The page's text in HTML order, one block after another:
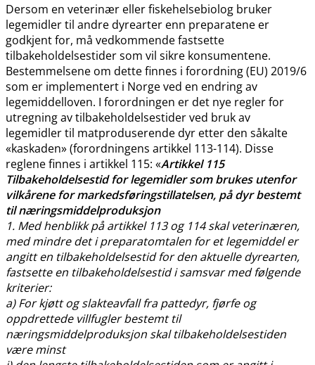
Dersom en veterinær eller fiskehelsebiolog bruker
legemidler til andre dyrearter enn preparatene er
godkjent for, må vedkommende fastsette
tilbakeholdelsestider som vil sikre konsumentene.
Bestemmelsene om dette finnes i forordning (EU) 2019/6
som er implementert i Norge ved en endring av
legemiddelloven. I forordningen er det nye regler for
utregning av tilbakeholdelsestider ved bruk av
legemidler til matproduserende dyr etter den såkalte
«kaskaden» (forordningens artikkel 113-114). Disse
reglene finnes i artikkel 115: «Artikkel 115
Tilbakeholdelsestid for legemidler som brukes utenfor
vilkårene for markedsføringstillatelsen, på dyr bestemt
til næringsmiddelproduksjon
1. Med henblikk på artikkel 113 og 114 skal veterinæren,
med mindre det i preparatomtalen for et legemiddel er
angitt en tilbakeholdelsestid for den aktuelle dyrearten,
fastsette en tilbakeholdelsestid i samsvar med følgende
kriterier:
a) For kjøtt og slakteavfall fra pattedyr, fjørfe og
oppdrettede villfugler bestemt til
næringsmiddelproduksjon skal tilbakeholdelsestiden
være minst